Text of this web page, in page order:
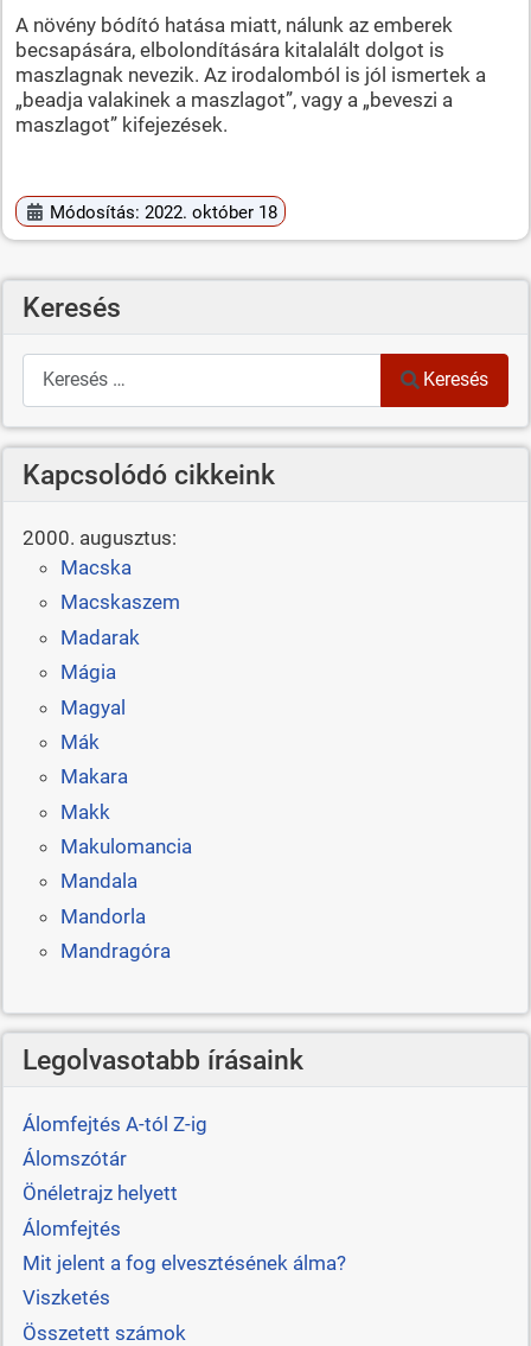
A növény bódító hatása miatt, nálunk az emberek
becsapására, elbolondítására kitalalált dolgot is
maszlagnak nevezik. Az irodalomból is jól ismertek a
„beadja valakinek a maszlagot”, vagy a „beveszi a
maszlagot” kifejezések.
Módosítás: 2022. október 18
Keresés
Keresés
Keresés
Kapcsolódó cikkeink
2000. augusztus:
Macska
Macskaszem
Madarak
Mágia
Magyal
Mák
Makara
Makk
Makulomancia
Mandala
Mandorla
Mandragóra
Legolvasotabb írásaink
Álomfejtés A-tól Z-ig
Álomszótár
Önéletrajz helyett
Álomfejtés
Mit jelent a fog elvesztésének álma?
Viszketés
Összetett számok